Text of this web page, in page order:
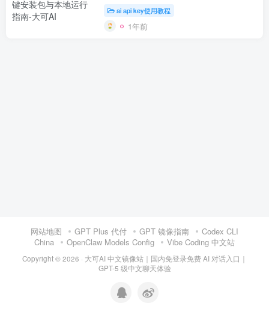
ai api key使用教程
1年前
网站地图 GPT Plus 代付 GPT 镜像指南
Codex CLI
China
OpenClaw Models Config Vibe Coding 中文站
Copyright © 2026 · 大可AI 中文镜像站｜国内免登录免费 AI 对话入口｜
GPT-5 级中文聊天体验